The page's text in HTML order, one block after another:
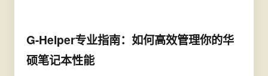
G-Helper专业指南：如何高效管理你的华
硕笔记本性能